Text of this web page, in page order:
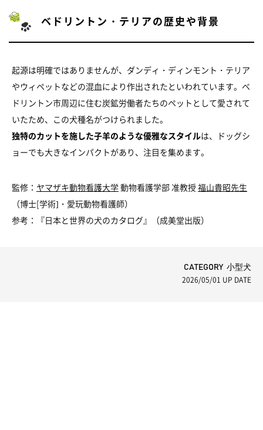
ベドリントン・テリアの歴史や背景
起源は明確ではありませんが、ダンディ・ディンモント・テリア
やウィペットなどの混血により作出されたといわれています。ベ
ドリントン市周辺に住む炭鉱労働者たちのペットとして愛されて
いたため、この犬種名がつけられました。
独特のカットを施した子羊のような優雅なスタイルは、ドッグシ
ョーでも大きなインパクトがあり、注目を集めます。
監修： ヤマザキ動物看護大学 動物看護学部 准教授福山貴昭先生
（博士[学術]・愛玩動物看護師）
参考：『日本と世界の犬のカタログ』（成美堂出版）
CATEGORY 小型犬
2026/05/01 UP DATE